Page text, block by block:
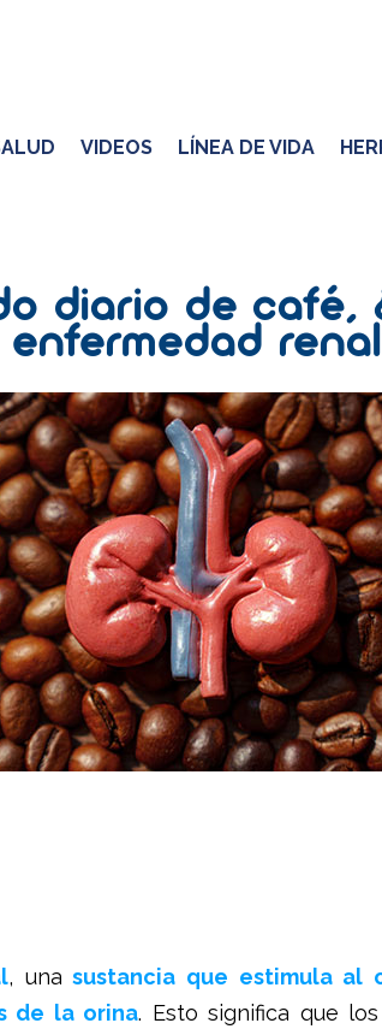
VIDEOS LÍNEA DE VIDA
diario de café,
enfermedad
, una sustancia que estimula al
de la orina. Esto significa que los